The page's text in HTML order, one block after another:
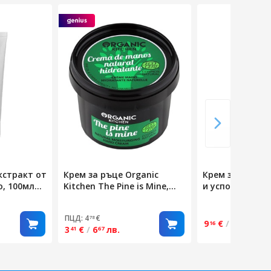
от
100мл
Крем за ръце Organic
Kitchen The Pine is Mine,
ПЦД: 478 €
3 41 € / 667 лв.
Крем за ръце,
и успокояващ,
алое вера, 100
916 € /